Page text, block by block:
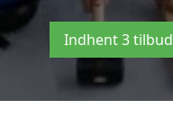
Indhent 3